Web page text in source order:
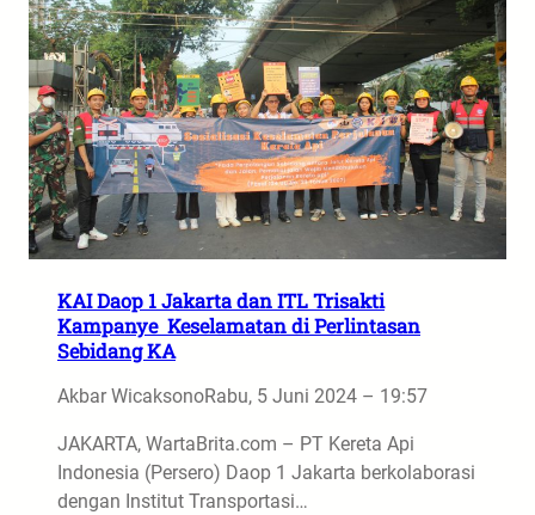
KAI Daop 1 Jakarta dan ITL Trisakti
Kampanye Keselamatan di Perlintasan
Sebidang KA
Akbar WicaksonoRabu, 5 Juni 2024 – 19:57
JAKARTA, WartaBrita.com – PT Kereta Api
Indonesia (Persero) Daop 1 Jakarta berkolaborasi
dengan Institut Transportasi…